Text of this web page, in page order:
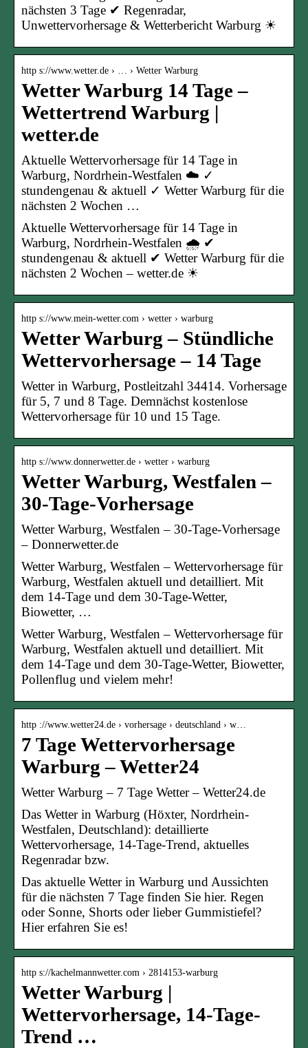
nächsten 3 Tage ✔ Regenradar,
Unwettervorhersage & Wetterbericht Warburg ☀
http s://www.wetter.de › … › Wetter Warburg
Wetter Warburg 14 Tage –
Wettertrend Warburg |
wetter.de
Aktuelle Wettervorhersage für 14 Tage in
Warburg, Nordrhein-Westfalen ☁️ ✓
stundengenau & aktuell ✓ Wetter Warburg für die
nächsten 2 Wochen …
Aktuelle Wettervorhersage für 14 Tage in
Warburg, Nordrhein-Westfalen 🌧️ ✔
stundengenau & aktuell ✔ Wetter Warburg für die
nächsten 2 Wochen – wetter.de ☀
http s://www.mein-wetter.com › wetter › warburg
Wetter Warburg – Stündliche
Wettervorhersage – 14 Tage
Wetter in Warburg, Postleitzahl 34414. Vorhersage
für 5, 7 und 8 Tage. Demnächst kostenlose
Wettervorhersage für 10 und 15 Tage.
http s://www.donnerwetter.de › wetter › warburg
Wetter Warburg, Westfalen –
30-Tage-Vorhersage
Wetter Warburg, Westfalen – 30-Tage-Vorhersage
– Donnerwetter.de
Wetter Warburg, Westfalen – Wettervorhersage für
Warburg, Westfalen aktuell und detailliert. Mit
dem 14-Tage und dem 30-Tage-Wetter,
Biowetter, …
Wetter Warburg, Westfalen – Wettervorhersage für
Warburg, Westfalen aktuell und detailliert. Mit
dem 14-Tage und dem 30-Tage-Wetter, Biowetter,
Pollenflug und vielem mehr!
http ://www.wetter24.de › vorhersage › deutschland › w…
7 Tage Wettervorhersage
Warburg – Wetter24
Wetter Warburg – 7 Tage Wetter – Wetter24.de
Das Wetter in Warburg (Höxter, Nordrhein-
Westfalen, Deutschland): detaillierte
Wettervorhersage, 14-Tage-Trend, aktuelles
Regenradar bzw.
Das aktuelle Wetter in Warburg und Aussichten
für die nächsten 7 Tage finden Sie hier. Regen
oder Sonne, Shorts oder lieber Gummistiefel?
Hier erfahren Sie es!
http s://kachelmannwetter.com › 2814153-warburg
Wetter Warburg |
Wettervorhersage, 14-Tage-
Trend …